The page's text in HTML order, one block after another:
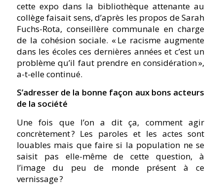
cette expo dans la bibliothèque attenante au
collège faisait sens, d’après les propos de Sarah
Fuchs-Rota, conseillère communale en charge
de la cohésion sociale. « Le racisme augmente
dans les écoles ces dernières années et c’est un
problème qu’il faut prendre en considération »,
a-t-elle continué.
S’adresser de la bonne façon aux bons acteurs
de la société
Une fois que l’on a dit ça, comment agir
concrètement ? Les paroles et les actes sont
louables mais que faire si la population ne se
saisit pas elle-même de cette question, à
l’image du peu de monde présent à ce
vernissage ?